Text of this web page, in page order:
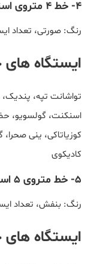
۴- خط 4 متروی استانبول
رنگ: صورتی، تعداد ایستگاه: ۱۹ ایستگاه، مدت
ایستگاه
تواشانت تپه، پندیک،
اسنکنت، گولسویو،
کوزیاتاکی، ینی
کادیکوی
۵- خط متروی 5 استانبول
رنگ: بنفش، تعداد ایستگاه: ۱۶، مدت
ایستگاه